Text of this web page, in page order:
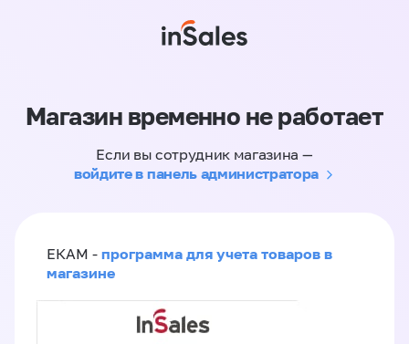
Магазин временно не работает
Если вы сотрудник магазина —
войдите в панель администратора
ЕКАМ - программа для учета товаров в
магазине